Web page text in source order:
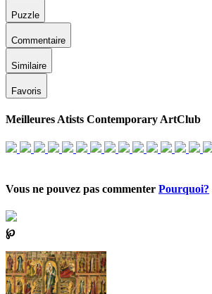
Puzzle
Commentaire
Similaire
Favoris
Meilleures Atists Contemporary ArtClub
Vous ne pouvez pas commenter Pourquoi?
℘